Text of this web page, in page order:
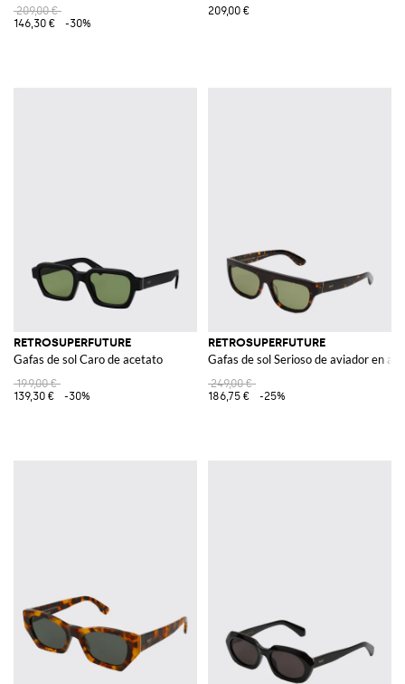
209,00 €
146,30 €
-30%
209,00 €
RETROSUPERFUTURE
Gafas de sol Caro de acetato
199,00 €
139,30 €
-30%
RETROSUPERFUTURE
Gafas de sol Serioso de aviador en
249,00 €
186,75 €
-25%